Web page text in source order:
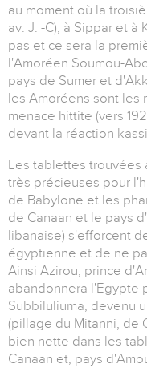
au moment où la
av. J. -C), à Sippar et
pas et ce sera la
l'Amoréen Soumou-
pays de Sumer et
les Amoréens sont les
menace hittite (vers
devant la réaction
Les tablettes trouvées
très précieuses pour
de Babylone et les
de Canaan et le pays
libanaise) s'efforcent
égyptienne et de ne
Ainsi Azirou, prince
abandonnera l'Egypte
Subbiluliuma, devenu
(pillage du Mitanni, de
bien nette dans les
Canaan et, pays